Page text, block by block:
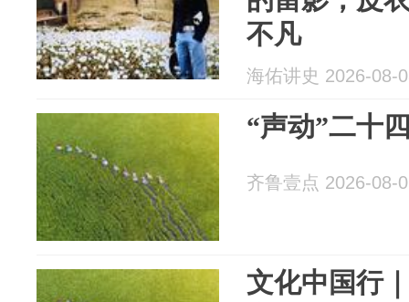
不凡
海佑讲史 2026-08-
“声动”二十
齐鲁壹点 2026-08-
文化中国行